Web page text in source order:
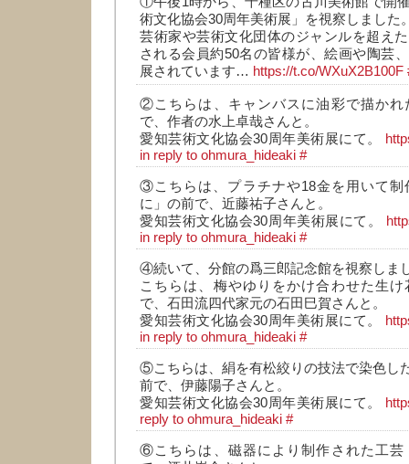
術文化協会30周年美術展」を視察しました
芸術家や芸術文化団体のジャンルを超え
される会員約50名の皆様が、絵画や陶芸
展されています… https://t.co/WXuX2B100F
②こちらは、キャンバスに油彩で描かれ
で、作者の水上卓哉さんと。
愛知芸術文化協会30周年美術展にて。
in reply to ohmura_hideaki #
③こちらは、プラチナや18金を用いて制
に」の前で、近藤祐子さんと。
愛知芸術文化協会30周年美術展にて。
in reply to ohmura_hideaki #
④続いて、分館の爲三郎記念館を視察しま
こちらは、梅やゆりをかけ合わせた生
で、石田流四代家元の石田巳賀さんと。
愛知芸術文化協会30周年美術展にて。
in reply to ohmura_hideaki #
⑤こちらは、絹を有松絞りの技法で染色し
前で、伊藤陽子さんと。
愛知芸術文化協会30周年美術展にて。
reply to ohmura_hideaki #
⑥こちらは、磁器により制作された工芸